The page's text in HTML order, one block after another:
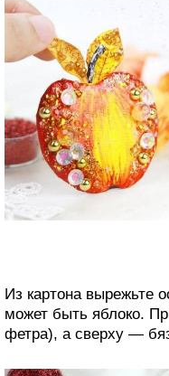
Из картона вырежьте
может быть яблоко.
фетра), а сверху —